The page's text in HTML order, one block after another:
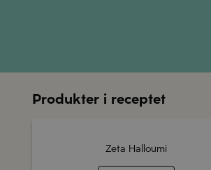
Produkter i receptet
Zeta Halloumi